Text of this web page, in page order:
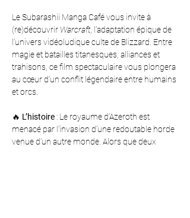
Le Subarashii Manga Café vous invite à
(re)découvrir Warcraft, l’adaptation épique de
l’univers vidéoludique culte de Blizzard. Entre
magie et batailles titanesques, alliances et
trahisons, ce film spectaculaire vous plongera
au cœur d’un conflit légendaire entre humains
et orcs.
🔥 L’histoire : Le royaume d’Azeroth est
menacé par l’invasion d’une redoutable horde
venue d’un autre monde. Alors que deux